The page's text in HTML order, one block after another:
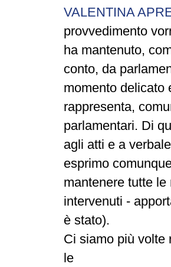
VALENTINA
provvedimento
ha mantenuto,
conto, da
momento delicato
rappresenta,
parlamentari. Di
agli atti e a
esprimo
mantenere tutte
intervenuti -
è stato).
Ci siamo più volte
le